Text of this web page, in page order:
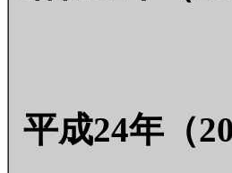
平成24年（